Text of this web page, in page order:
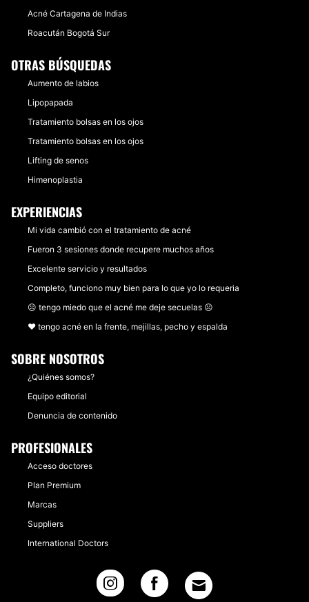
Acné Cartagena de Indias
Roacután Bogotá Sur
OTRAS BÚSQUEDAS
Aumento de labios
Lipopapada
Tratamiento bolsas en los ojos
Tratamiento bolsas en los ojos
Lifting de senos
Himenoplastia
EXPERIENCIAS
Mi vida cambió con el tratamiento de acné
Fueron 3 sesiones donde recupere muchos años
Excelente servicio y resultados
Completo, funciono muy bien para lo que yo lo requeria
☹ tengo miedo que el acné me deje secuelas ☹
❤ tengo acné en la frente, mejillas, pecho y espalda
SOBRE NOSOTROS
¿Quiénes somos?
Equipo editorial
Denuncia de contenido
PROFESIONALES
Acceso doctores
Plan Premium
Marcas
Suppliers
International Doctors